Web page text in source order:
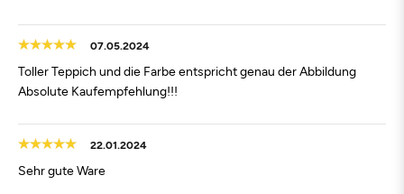
07.05.2024
Toller Teppich und die Farbe entspricht genau der Abbildung
Absolute Kaufempfehlung!!!
22.01.2024
Sehr gute Ware